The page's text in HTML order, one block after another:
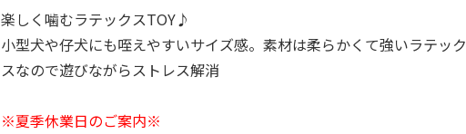
楽しく噛むラテックスTOY♪
小型犬や仔犬にも咥えやすいサイズ感。素材は柔らかくて強いラテック
スなので遊びながらストレス解消
※夏季休業日のご案内※